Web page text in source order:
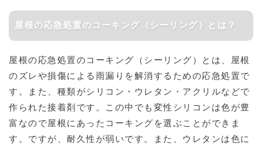
屋根の応急処置のコーキング（シーリング）とは？
屋根の応急処置のコーキング（シーリング）とは、屋根
のズレや損傷による雨漏りを解消するための応急処置で
す。また、種類がシリコン・ウレタン・アクリルなどで
作られた接着剤です。この中でも変性シリコンは色が豊
富なので屋根にあったコーキングを選ぶことができま
す。ですが、耐久性が弱いです。また、ウレタンは色に